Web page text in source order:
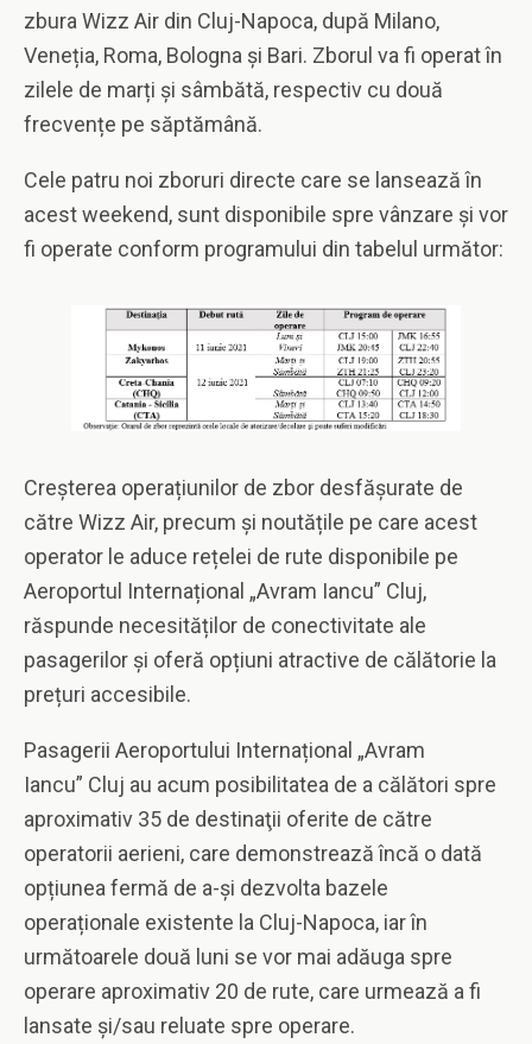
zbura Wizz Air din Cluj-Napoca, după Milano,
Veneția, Roma, Bologna și Bari. Zborul va fi operat în
zilele de marți și sâmbătă, respectiv cu două
frecvențe pe săptămână.
Cele patru noi zboruri directe care se lansează în
acest weekend, sunt disponibile spre vânzare și vor
fi operate conform programului din tabelul următor:
Creșterea operațiunilor de zbor desfășurate de
către Wizz Air, precum și noutățile pe care acest
operator le aduce rețelei de rute disponibile pe
Aeroportul Internațional „Avram Iancu” Cluj,
răspunde necesităților de conectivitate ale
pasagerilor și oferă opțiuni atractive de călătorie la
prețuri accesibile.
Pasagerii Aeroportului Internațional „Avram
Iancu” Cluj au acum posibilitatea de a călători spre
aproximativ 35 de destinaţii oferite de către
operatorii aerieni, care demonstrează încă o dată
opțiunea fermă de a-şi dezvolta bazele
operaționale existente la Cluj-Napoca, iar în
următoarele două luni se vor mai adăuga spre
operare aproximativ 20 de rute, care urmează a fi
lansate şi/sau reluate spre operare.